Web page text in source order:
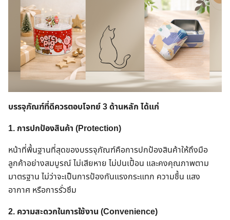
บรรจุภัณฑ์ที่ดีควรตอบโจทย์ 3 ด้านหลัก ได้แก่
1. การปกป้องสินค้า (Protection)
หน้าที่พื้นฐานที่สุดของบรรจุภัณฑ์คือการปกป้องสินค้าให้ถึงมือ
ลูกค้าอย่างสมบูรณ์ ไม่เสียหาย ไม่ปนเปื้อน และคงคุณภาพตาม
มาตรฐาน ไม่ว่าจะเป็นการป้องกันแรงกระแทก ความชื้น แสง
อากาศ หรือการรั่วซึม
2. ความสะดวกในการใช้งาน (Convenience)